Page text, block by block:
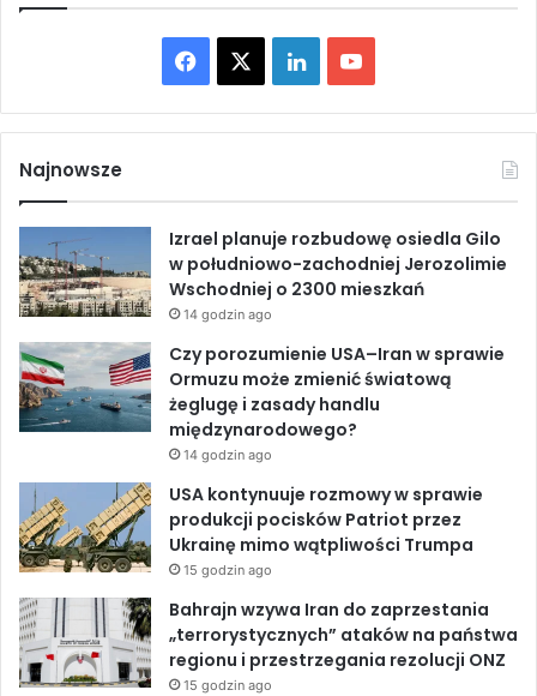
i
N
a
e
b
o
o
k
L
i
k
e
d
I
n
o
T
u
b
e
Najnowsze
Izrael planuje rozbudowę osiedla Gilo
w południowo-zachodniej Jerozolimie
Wschodniej o 2300 mieszkań
14 godzin ago
Czy porozumienie USA–Iran w sprawie
Ormuzu może zmienić światową
żeglugę i zasady handlu
międzynarodowego?
14 godzin ago
USA kontynuuje rozmowy w sprawie
produkcji pocisków Patriot przez
Ukrainę mimo wątpliwości Trumpa
15 godzin ago
Bahrajn wzywa Iran do zaprzestania
„terrorystycznych” ataków na państwa
regionu i przestrzegania rezolucji ONZ
15 godzin ago